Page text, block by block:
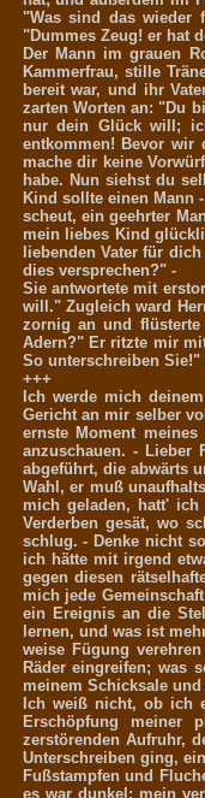
"Was sind das wieder
"Dummes Zeug! er hat
Der Mann im grauen
Kammerfrau, stille
bereit war, und ihr
zarten Worten an: "Du
nur dein Glück will;
entkommen! Bevor wir
mache dir keine
habe. Nun siehst du
Kind sollte einen Mann
scheut, ein geehrter
mein liebes Kind
liebenden Vater für
dies versprechen?" -
Sie antwortete mit
will." Zugleich ward
zornig an und
Adern?" Er ritzte mir
So unterschreiben Sie!"
+++
Ich werde mich
Gericht an mir selber
ernste Moment
anzuschauen. - Lieber
abgeführt, die abwärts
Wahl, er muß
mich geladen, hatt'
Verderben gesät, wo
schlug. - Denke nicht
ich hätte mit irgend
gegen diesen
mich jede
ein Ereignis an die
lernen, und was ist
weise Fügung
Räder eingreifen; was
meinem Schicksale
Ich weiß nicht, ob ich
Erschöpfung meiner
zerstörenden Aufruhr,
Unterschreiben ging,
Fußstampfen und
es war dunkel; mein